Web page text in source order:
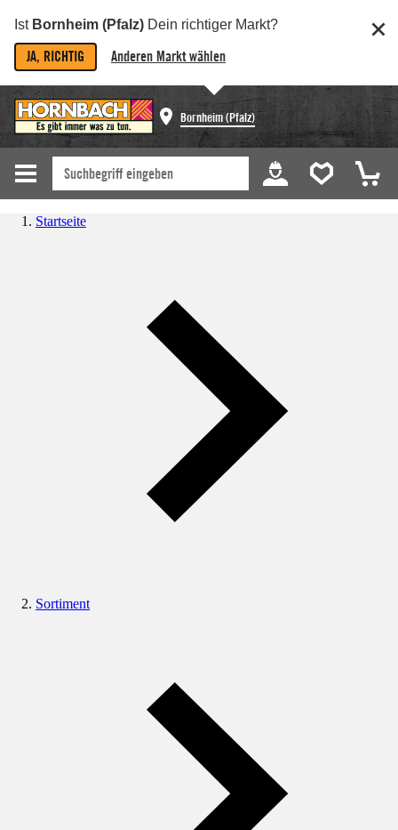
Ist Bornheim (Pfalz) Dein richtiger Markt?
JA, RICHTIG Anderen Markt wählen
Bornheim (Pfalz)
Startseite
Sortiment